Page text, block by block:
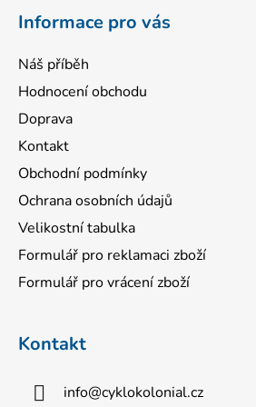
Informace pro vás
Náš příběh
Hodnocení obchodu
Doprava
Kontakt
Obchodní podmínky
Ochrana osobních údajů
Velikostní tabulka
Formulář pro reklamaci zboží
Formulář pro vrácení zboží
Kontakt
info@cyklokolonial.cz